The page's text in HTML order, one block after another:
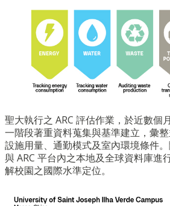
聖大執行之 ARC 評估作業，於近數個
一階段著重資料蒐集與基準建立，彙
設施用量、通勤模式及室內環境條件
與 ARC 平台內之本地及全球資料庫進
解校園之國際水準定位。